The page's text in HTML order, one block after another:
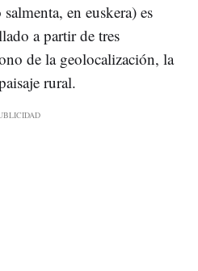
en euskera) es
a partir de tres
de la geolocalización, la
rural.